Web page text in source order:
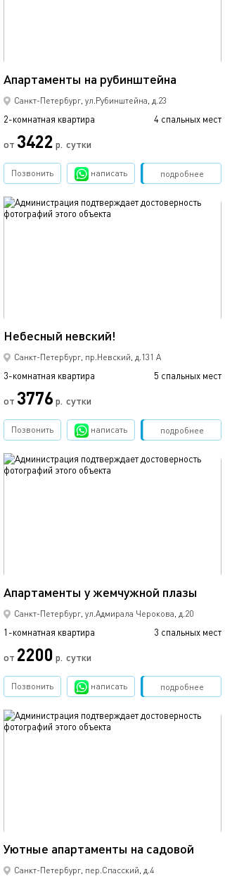
Апартаменты на рубинштейна
Санкт-Петербург, ул.Рубинштейна, д.23
2-комнатная квартира 4 спальных мест
от 3422 р. сутки
подробнее
Позвонить написать Забронировать
Небесный невский!
Санкт-Петербург, пр.Невский, д.131 А
3-комнатная квартира 5 спальных мест
от 3776 р. сутки
обновлено 09.09.2024
подробнее
Позвонить написать Забронировать
Апартаменты у жемчужной плазы
Санкт-Петербург, ул.Адмирала Черокова, д.20
1-комнатная квартира 3 спальных мест
от 2200 р. сутки
обновлено 11.06.2025
подробнее
Позвонить написать Забронировать
Уютные апартаменты на садовой
Санкт-Петербург, пер.Спасский, д.4
обновлено 09.09.2024